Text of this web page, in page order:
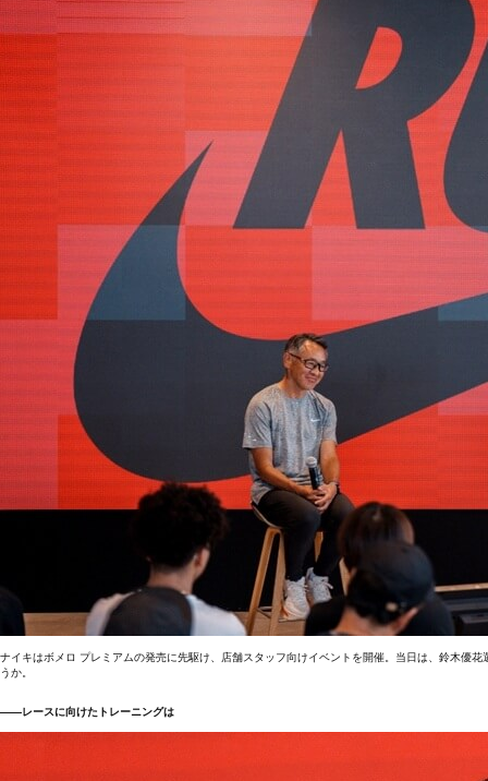
ナイキはボメロ プレミアムの発売に先駆け、店舗スタッフ向けイベントを開催。当日は、鈴木優
うか。
――レースに向けたトレーニングは